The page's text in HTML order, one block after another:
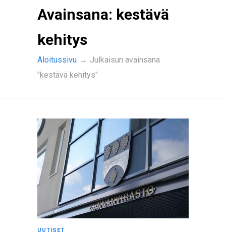
Avainsana: kestävä
kehitys
Aloitussivu → Julkaisun avainsana
"kestävä kehitys"
UUTISET